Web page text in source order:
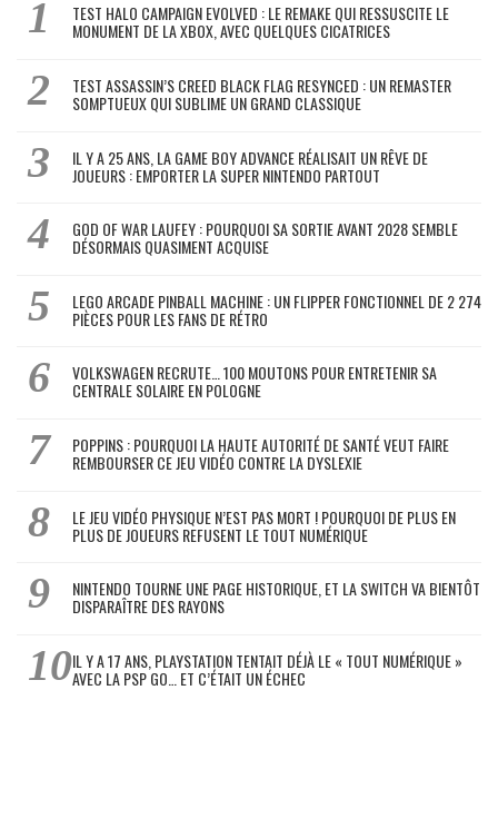
TEST HALO CAMPAIGN EVOLVED : LE REMAKE QUI RESSUSCITE LE
MONUMENT DE LA XBOX, AVEC QUELQUES CICATRICES
TEST ASSASSIN’S CREED BLACK FLAG RESYNCED : UN REMASTER
SOMPTUEUX QUI SUBLIME UN GRAND CLASSIQUE
IL Y A 25 ANS, LA GAME BOY ADVANCE RÉALISAIT UN RÊVE DE
JOUEURS : EMPORTER LA SUPER NINTENDO PARTOUT
GOD OF WAR LAUFEY : POURQUOI SA SORTIE AVANT 2028 SEMBLE
DÉSORMAIS QUASIMENT ACQUISE
LEGO ARCADE PINBALL MACHINE : UN FLIPPER FONCTIONNEL DE 2 274
PIÈCES POUR LES FANS DE RÉTRO
VOLKSWAGEN RECRUTE… 100 MOUTONS POUR ENTRETENIR SA
CENTRALE SOLAIRE EN POLOGNE
POPPINS : POURQUOI LA HAUTE AUTORITÉ DE SANTÉ VEUT FAIRE
REMBOURSER CE JEU VIDÉO CONTRE LA DYSLEXIE
LE JEU VIDÉO PHYSIQUE N’EST PAS MORT ! POURQUOI DE PLUS EN
PLUS DE JOUEURS REFUSENT LE TOUT NUMÉRIQUE
NINTENDO TOURNE UNE PAGE HISTORIQUE, ET LA SWITCH VA BIENTÔT
DISPARAÎTRE DES RAYONS
IL Y A 17 ANS, PLAYSTATION TENTAIT DÉJÀ LE « TOUT NUMÉRIQUE »
AVEC LA PSP GO… ET C’ÉTAIT UN ÉCHEC